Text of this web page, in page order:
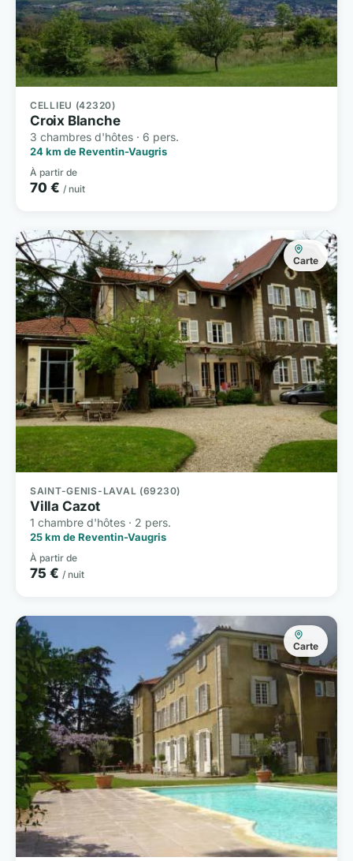
CELLIEU (42320)
Croix Blanche
3 chambres d'hôtes · 6 pers.
24 km de Reventin-Vaugris
À partir de
70 € / nuit
Carte
SAINT-GENIS-LAVAL (69230)
Villa Cazot
1 chambre d'hôtes · 2 pers.
25 km de Reventin-Vaugris
À partir de
75 € / nuit
Carte